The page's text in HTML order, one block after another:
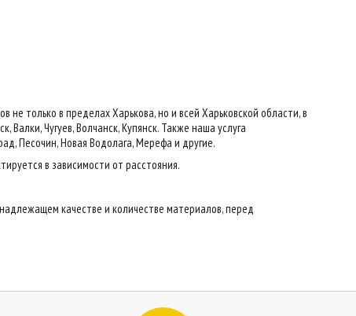
только в пределах Харькова, но и всей Харьковской области, в
Валки, Чугуев, Волчанск, Купянск. Также наша услуга
Песочин, Новая Водолага, Мерефа и другие.
в зависимости от расстояния.
качестве и количестве материалов, перед